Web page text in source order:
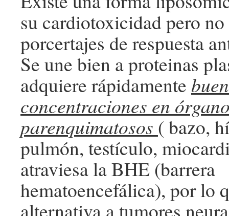
su cardiotoxicidad pero
porcertajes de respuesta
Se une bien a proteinas
adquiere rápidamente
concentraciones en
parenquimatosos ( bazo,
pulmón, testículo,
atraviesa la BHE (barrera
hematoencefálica), por lo